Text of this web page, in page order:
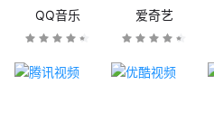
QQ音乐 爱奇艺